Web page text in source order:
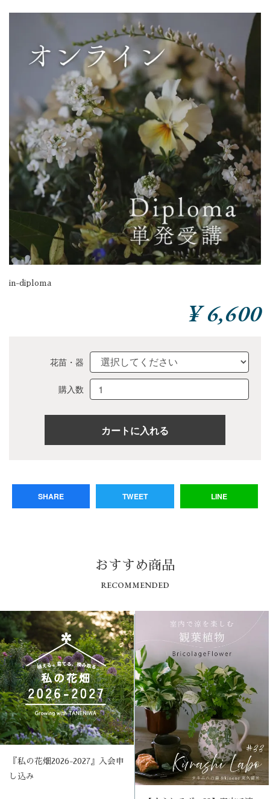
in-diploma
¥ 6,600
花苗・器
購入数
SHARE TWEET LINE
おすすめ商品
RECOMMENDED
『私の花畑2026-2027』入会申
し込み